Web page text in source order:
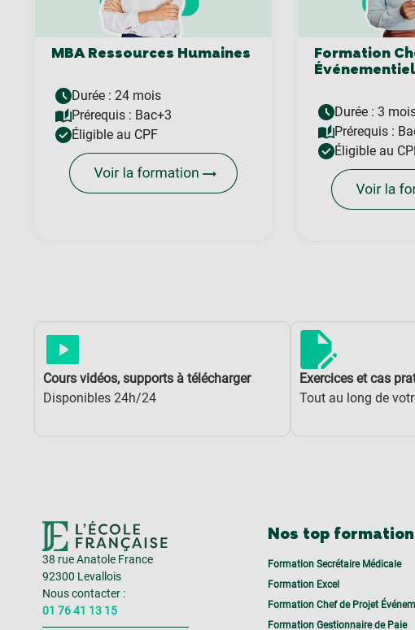
MBA Ressources Humaines
Durée : 24 mois
Prérequis : Bac+3
Éligible au CPF
Formation
Événementiel
Durée : 3
Prérequis :
Éligible au
Cours vidéos, supports à télécharger
Disponibles 24h/24
Exercices et cas
Tout au long de
38 rue Anatole France
92300 Levallois
Nous contacter :
01 76 41 13 15
Nos top
Formation Secrétaire Médicale
Formation Excel
Formation Chef de Projet
Formation Gestionnaire de Paie